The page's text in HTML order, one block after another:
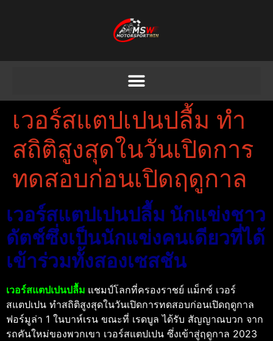
เวอร์สแตปเปนปลื้ม ทำ
สถิติสูงสุดในวันเปิดการ
ทดสอบก่อนเปิดฤดูกาล
เวอร์สแตปเปนปลื้ม นักแข่งชาว
ดัตช์ซึ่งเป็นนักแข่งคนเดียวที่ได้
เข้าร่วมทั้งสองเซสชัน
เวอร์สแตปเปนปลื้ม แชมป์โลกที่ครองราชย์ แม็กซ์ เวอร์
สแตปเปน ทำสถิติสูงสุดในวันเปิดการทดสอบก่อนเปิดฤดูกาล
ฟอร์มูล่า 1 ในบาห์เรน ขณะที่ เรดบูล ได้รับ สัญญาณบวก จาก
รถคันใหม่ของพวกเขา เวอร์สแตปเปน ซึ่งเข้าสู่ฤดูกาล 2023